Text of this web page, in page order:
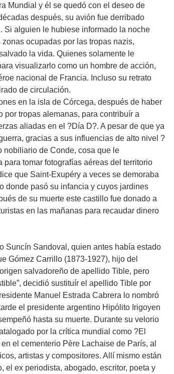
Mundial y él se quedó con el deseo de
después, su avión fue derribado
Si alguien le hubiese informado la noche
ocupadas por las tropas nazis,
la vida. Quienes solamente le
visualizarlo como un hombre de acción,
nacional de Francia. Incluso su retrato
de circulación.
en la isla de Córcega, después de haber
por tropas alemanas, para contribuír a
aliadas en el ?Día D?. A pesar de que ya
gracias a sus influencias de alto nivel ?
nobiliario de Conde, cosa que le
tomar fotografías aéreas del territorio
que Saint-Exupéry a veces se demoraba
donde pasó su infancia y cuyos jardines
de su muerte este castillo fue donado a
en las mañanas para recaudar dinero
Suncín Sandoval, quien antes había estado
Gómez Carrillo (1873-1927), hijo del
salvadoreño de apellido Tible, pero
decidió sustituír el apellido Tible por
Manuel Estrada Cabrera lo nombró
el presidente argentino Hipólito Irigoyen
hasta su muerte. Durante su velorio
por la crítica mundial como ?El
el cementerio Père Lachaise de París, al
artistas y compositores. Allí mismo están
el ex periodista, abogado, escritor, poeta y